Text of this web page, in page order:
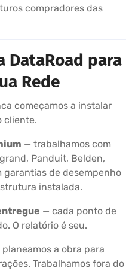
compradores das
DataRoad para
Rede
começamos a instalar
cliente.
— trabalhamos com
Panduit, Belden,
garantias de desempenho
instalada.
— cada ponto de
O relatório é seu.
a obra para
Trabalhamos fora do